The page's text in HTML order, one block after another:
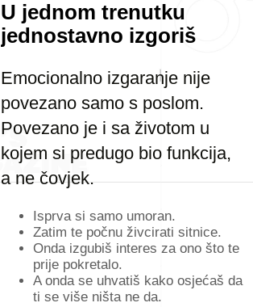
U jednom trenutku
jednostavno izgoriš
Emocionalno izgaranje nije
povezano samo s poslom.
Povezano je i sa životom u
kojem si predugo bio funkcija,
a ne čovjek.
Isprva si samo umoran.
Zatim te počnu živcirati sitnice.
Onda izgubiš interes za ono što te
prije pokretalo.
A onda se uhvatiš kako osjećaš da
ti se više ništa ne da.